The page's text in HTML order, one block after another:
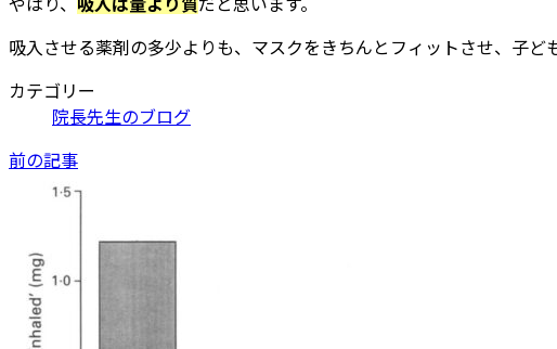
やはり、 吸入は量より質だと思います。
吸入させる薬剤の多少よりも、マスクをきちんとフィットさせ、子
カテゴリー
院長先生のブログ
前の記事